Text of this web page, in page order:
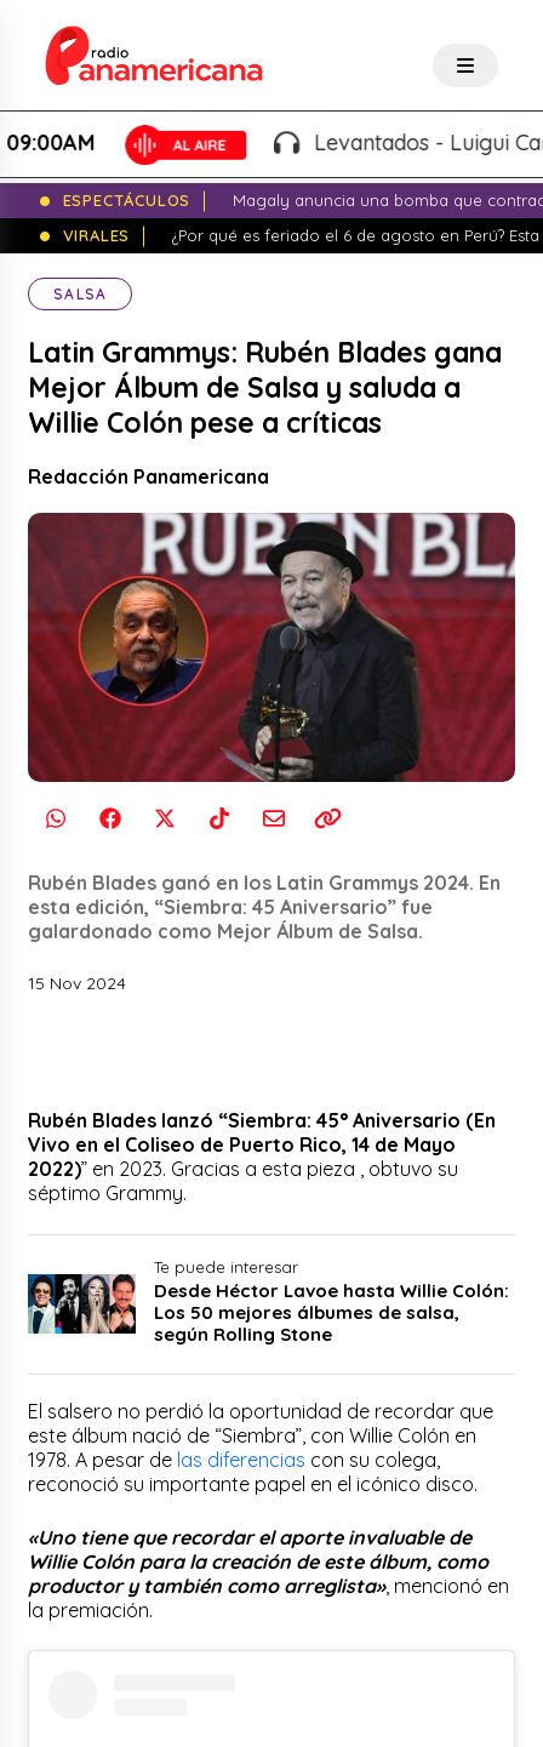
Levantados - Luigui
ESPECTÁCULOS
Magaly anuncia una bomba que
VIRALES
¿Por qué es feriado el 6 de agosto en Perú?
SALSA
Latin Grammys: Rubén Blades gana
Mejor Álbum de Salsa y saluda a
Willie Colón pese a críticas
Redacción Panamericana
Rubén Blades ganó en los Latin Grammys 2024. En
esta edición, “Siembra: 45 Aniversario” fue
galardonado como Mejor Álbum de Salsa.
15 Nov 2024
Rubén Blades lanzó “Siembra: 45° Aniversario (En
Vivo en el Coliseo de Puerto Rico, 14 de Mayo
2022)” en 2023. Gracias a esta pieza , obtuvo su
séptimo Grammy.
Te puede interesar
Desde Héctor Lavoe hasta Willie Colón:
Los 50 mejores álbumes de salsa,
según Rolling Stone
El salsero no perdió la oportunidad de recordar que
este álbum nació de “Siembra”, con Willie Colón en
1978. A pesar de las diferencias con su colega,
reconoció su importante papel en el icónico disco.
«Uno tiene que recordar el aporte invaluable de
Willie Colón para la creación de este álbum, como
productor y también como arreglista», mencionó en
la premiación.